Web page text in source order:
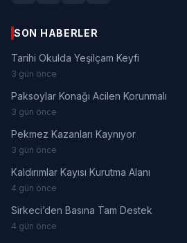
SON HABERLER
Tarihi Okulda Yeşilçam Keyfi
3 gün önce
Paksoylar Konağı Acilen Korunmalı
3 gün önce
Pekmez Kazanları Kaynıyor
3 gün önce
Kaldırımlar Kayısı Kurutma Alanı
4 gün önce
Sirkeci’den Basına Tam Destek
4 gün önce